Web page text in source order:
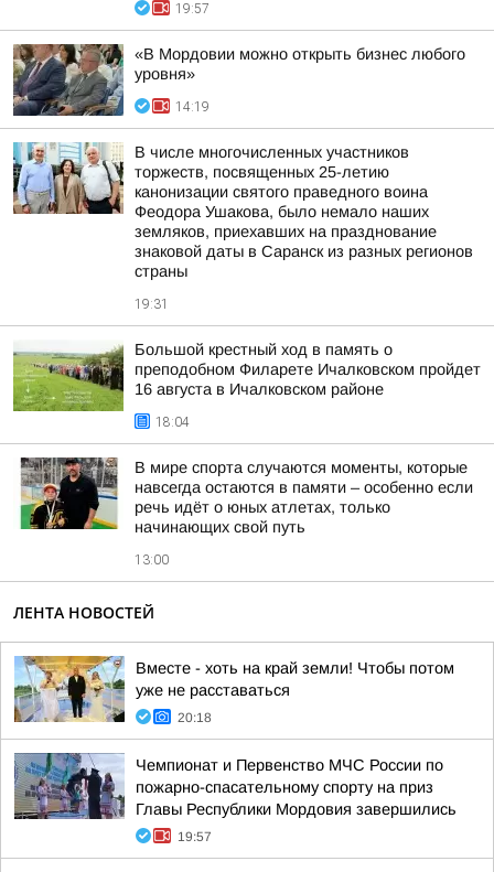
19:57
«В Мордовии можно открыть бизнес любого
уровня»
14:19
В числе многочисленных участников
торжеств, посвященных 25-летию
канонизации святого праведного воина
Феодора Ушакова, было немало наших
земляков, приехавших на празднование
знаковой даты в Саранск из разных регионов
страны
19:31
Большой крестный ход в память о
преподобном Филарете Ичалковском пройдет
16 августа в Ичалковском районе
18:04
В мире спорта случаются моменты, которые
навсегда остаются в памяти – особенно если
речь идёт о юных атлетах, только
начинающих свой путь
13:00
ЛЕНТА НОВОСТЕЙ
Вместе - хоть на край земли! Чтобы потом
уже не расставаться
20:18
Чемпионат и Первенство МЧС России по
пожарно-спасательному спорту на приз
Главы Республики Мордовия завершились
19:57